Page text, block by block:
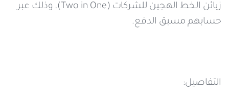
الإجراءات
زبائن الخط الهجين للشركات (Two in One)، وذلك عبر
حسابهم مسبق الدفع.
التفاصيل: